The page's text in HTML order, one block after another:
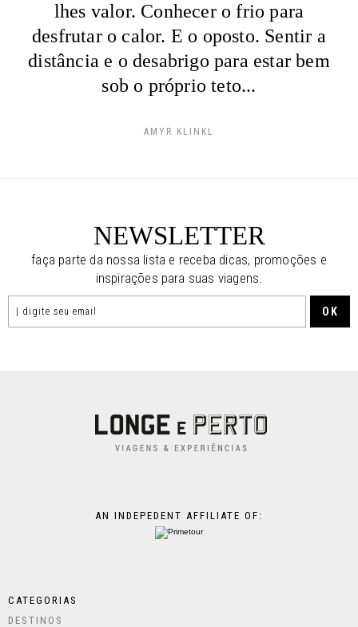
lhes valor. Conhecer o frio para
desfrutar o calor. E o oposto. Sentir a
distância e o desabrigo para estar bem
sob o próprio teto...
AMYR KLINKL
NEWSLETTER
faça parte da nossa lista e receba dicas, promoções e
inspirações para suas viagens.
AN INDEPEDENT AFFILIATE OF:
CATEGORIAS
DESTINOS